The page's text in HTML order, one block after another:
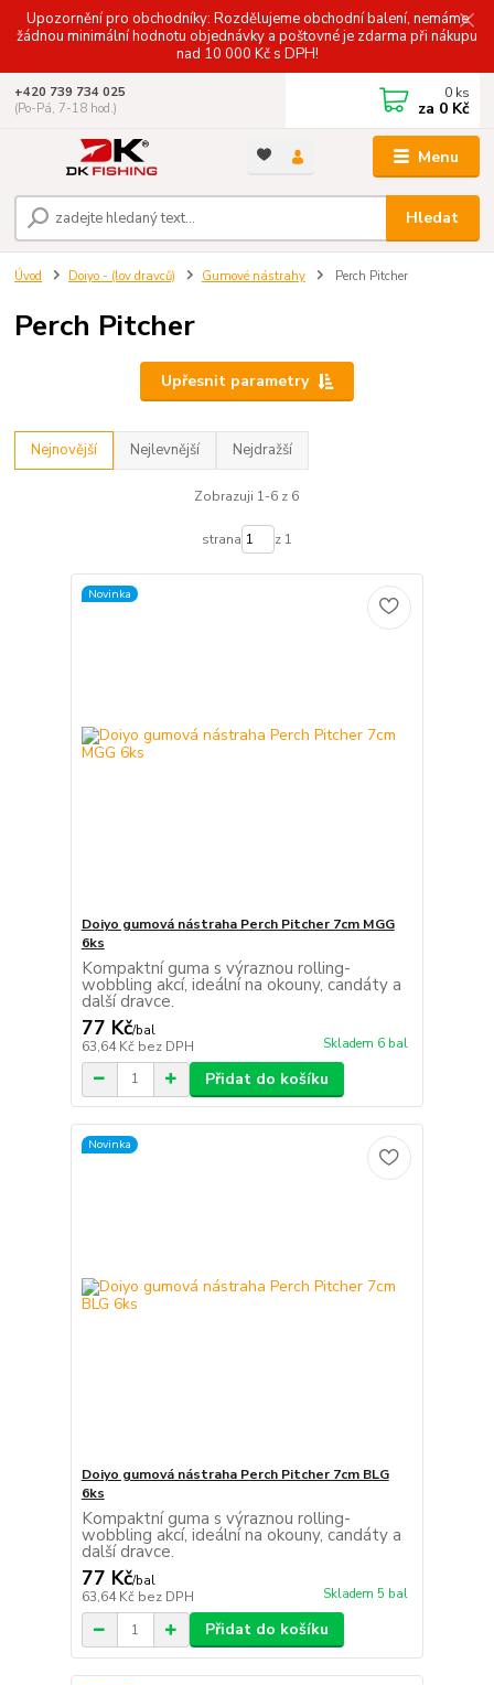
Upozornění pro obchodníky: Rozdělujeme obchodní balení, nemáme
žádnou minimální hodnotu objednávky a poštovné je zdarma při nákupu
nad 10 000 Kč s DPH!
Menu
Hledat
+420 739 734 025
(Po-Pá, 7-18 hod.)
0 ks
za 0 Kč
Úvod Doiyo - (lov dravců) Gumové nástrahy Perch Pitcher
Perch Pitcher
Upřesnit parametry
Nejnovější Nejlevnější Nejdražší
Zobrazuji 1-6 z 6
strana z 1
Novinka
Doiyo gumová nástraha Perch Pitcher 7cm MGG
6ks
Kompaktní guma s výraznou rolling-
wobbling akcí, ideální na okouny, candáty a
další dravce.
77 Kč/bal
63,64 Kč bez DPH Skladem 6 bal
Přidat do košíku
Novinka
Doiyo gumová nástraha Perch Pitcher 7cm BLG
6ks
Kompaktní guma s výraznou rolling-
wobbling akcí, ideální na okouny, candáty a
další dravce.
77 Kč/bal
63,64 Kč bez DPH Skladem 5 bal
Přidat do košíku